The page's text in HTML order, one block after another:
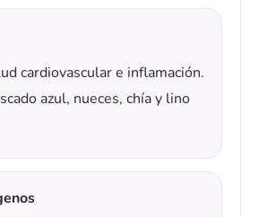
cardiovascular e inflamación.
azul, nueces, chía y lino